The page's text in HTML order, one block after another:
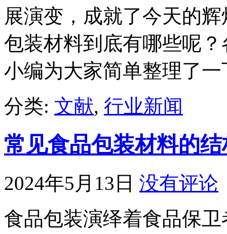
展演变，成就了今天的
包装材料到底有哪些呢
小编为大家简单整理了
分类: 文献, 行业新闻
常见食品包装材料的
2024年5月13日 没有评论
食品包装演绎着食品保